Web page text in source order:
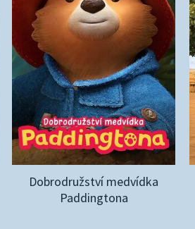
Dobrodružství medvídka
Paddingtona